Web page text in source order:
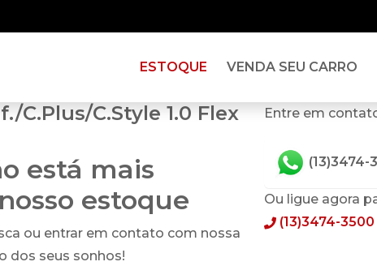
ESTOQUE VENDA SEU CARRO
C.Plus/C.Style 1.0 Flex
está mais
estoque
ou entrar em contato com nossa
dos seus sonhos!
Entre em
(13)3474-
Ou ligue agora
(13)3474-3500